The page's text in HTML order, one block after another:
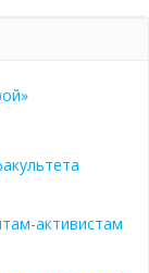
активистам